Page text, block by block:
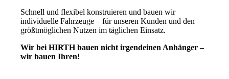
Schnell und flexibel konstruieren und bauen wir
individuelle Fahrzeuge – für unseren Kunden und den
größtmöglichen Nutzen im täglichen Einsatz.
Wir bei HIRTH bauen nicht irgendeinen Anhänger –
wir bauen Ihren!